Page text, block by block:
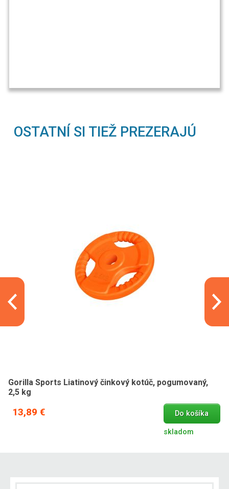
OSTATNÍ SI TIEŽ PREZERAJÚ
Gorilla Sports Liatinový činkový kotúč, pogumovaný,
2,5 kg
13,89 € Do košíka
skladom